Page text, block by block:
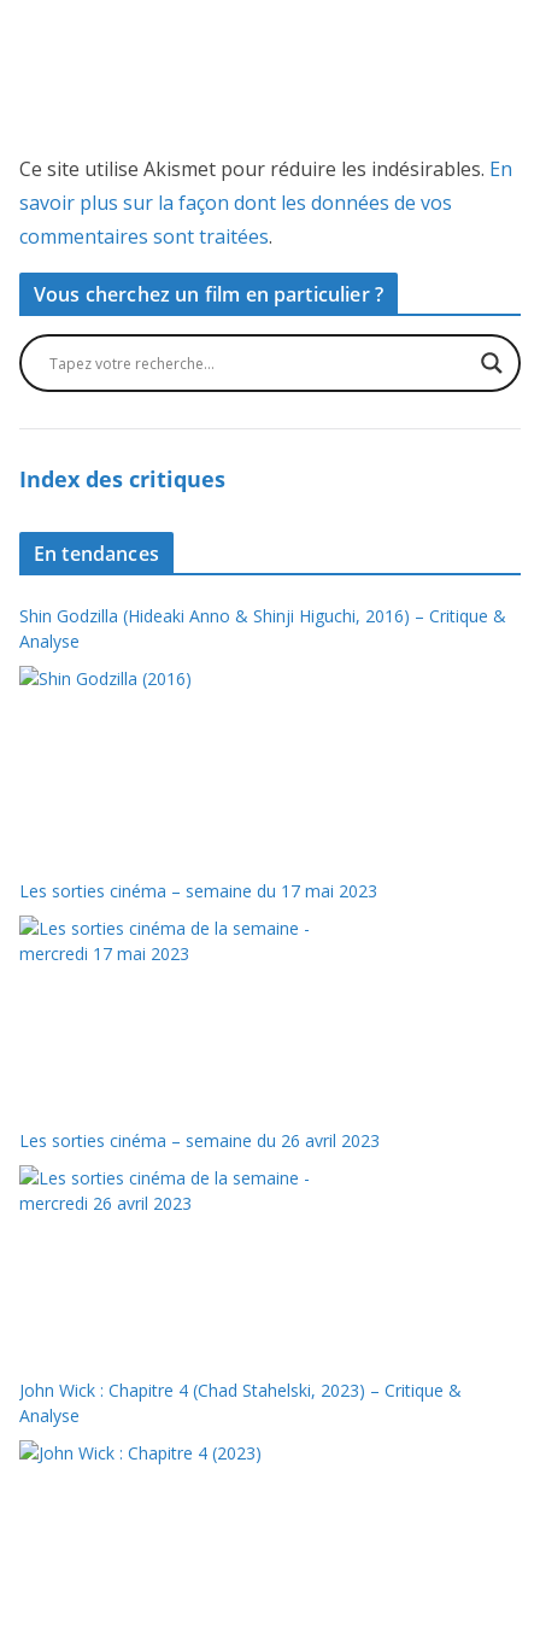
Ce site utilise Akismet pour réduire les indésirables. En
savoir plus sur la façon dont les données de vos
commentaires sont traitées.
Vous cherchez un film en particulier ?
Index des critiques
En tendances
Shin Godzilla (Hideaki Anno & Shinji Higuchi, 2016) – Critique &
Analyse
Les sorties cinéma – semaine du 17 mai 2023
Les sorties cinéma – semaine du 26 avril 2023
John Wick : Chapitre 4 (Chad Stahelski, 2023) – Critique &
Analyse